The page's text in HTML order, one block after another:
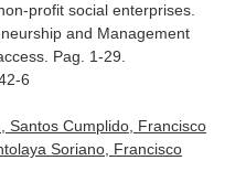
profit social enterprises.
and Management
Pag. 1-29.
6
Santos Cumplido, Francisco
Soriano, Francisco